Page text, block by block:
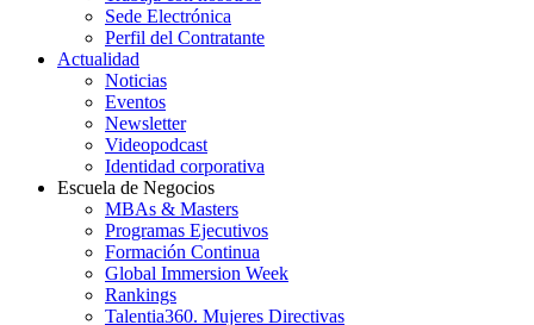
Sede Electrónica
Perfil del Contratante
Actualidad
Noticias
Eventos
Newsletter
Videopodcast
Identidad corporativa
Escuela de Negocios
MBAs & Masters
Programas Ejecutivos
Formación Continua
Global Immersion Week
Rankings
Talentia360. Mujeres Directivas